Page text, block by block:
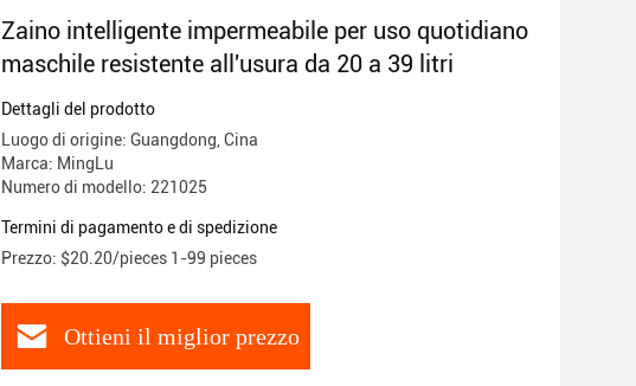
Zaino intelligente impermeabile per uso quotidiano
maschile resistente all'usura da 20 a 39 litri
Dettagli del prodotto
Luogo di origine: Guangdong, Cina
Marca: MingLu
Numero di modello: 221025
Termini di pagamento e di spedizione
Prezzo: $20.20/pieces 1-99 pieces
Ottieni il miglior prezzo